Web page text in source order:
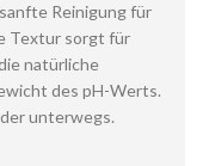
Reinigung für
Textur sorgt für
natürliche
des pH-Werts.
unterwegs.